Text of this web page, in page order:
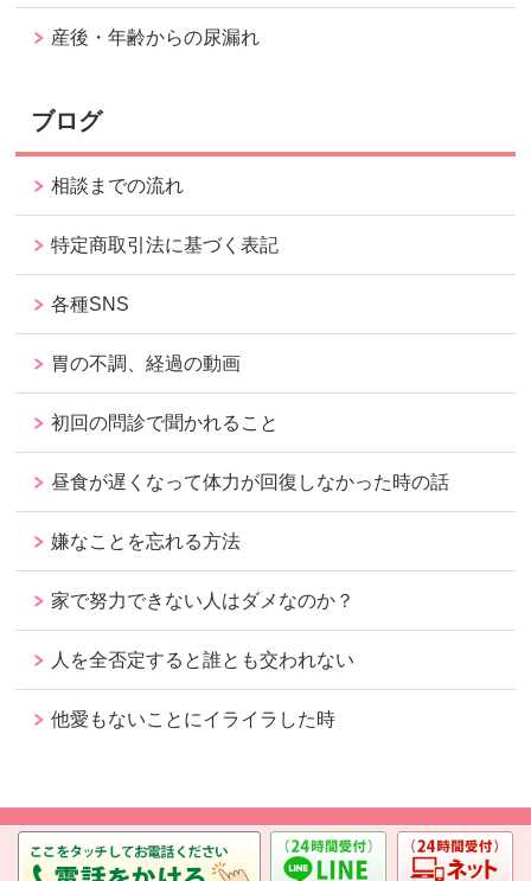
産後・年齢からの尿漏れ
ブログ
相談までの流れ
特定商取引法に基づく表記
各種SNS
胃の不調、経過の動画
初回の問診で聞かれること
昼食が遅くなって体力が回復しなかった時の話
嫌なことを忘れる方法
家で努力できない人はダメなのか？
人を全否定すると誰とも交われない
他愛もないことにイライラした時